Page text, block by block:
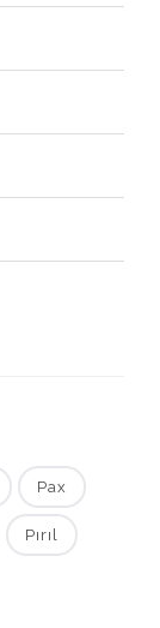
Pax
Pırıl